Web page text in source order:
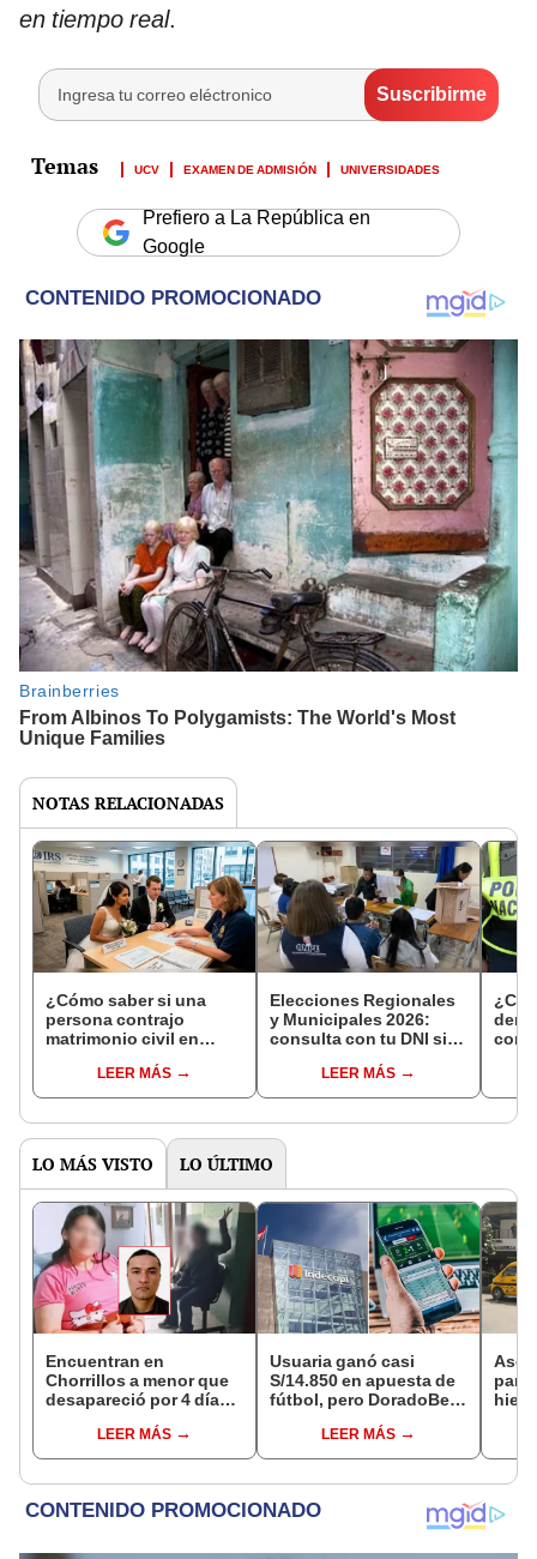
en tiempo real.
UCV EXAMEN DE ADMISIÓN UNIVERSIDADES
Prefiero a La República en
Google
NOTAS RELACIONADAS
¿Cómo saber si una
persona contrajo
matrimonio civil en
LEER MÁS
Elecciones Regionales
y Municipales 2026:
consulta con tu DNI si
de mesa para este 4 de
octubre en el link oficial
LEER MÁS
con
LO MÁS VISTO LO ÚLTIMO
Encuentran en
Chorrillos a menor que
desapareció por 4 días
sujeto que conoció en
Roblox: PNP busca al
LEER MÁS
Usuaria ganó casi
S/14.850 en apuesta de
fútbol, pero DoradoBet
Indecopi multó a la
empresa con más de S/
LEER MÁS
para